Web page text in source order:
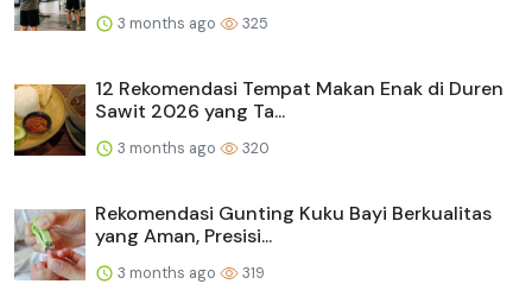
3 months ago 325
12 Rekomendasi Tempat Makan Enak di Duren
Sawit 2026 yang Ta...
3 months ago 320
Rekomendasi Gunting Kuku Bayi Berkualitas
yang Aman, Presisi...
3 months ago 319